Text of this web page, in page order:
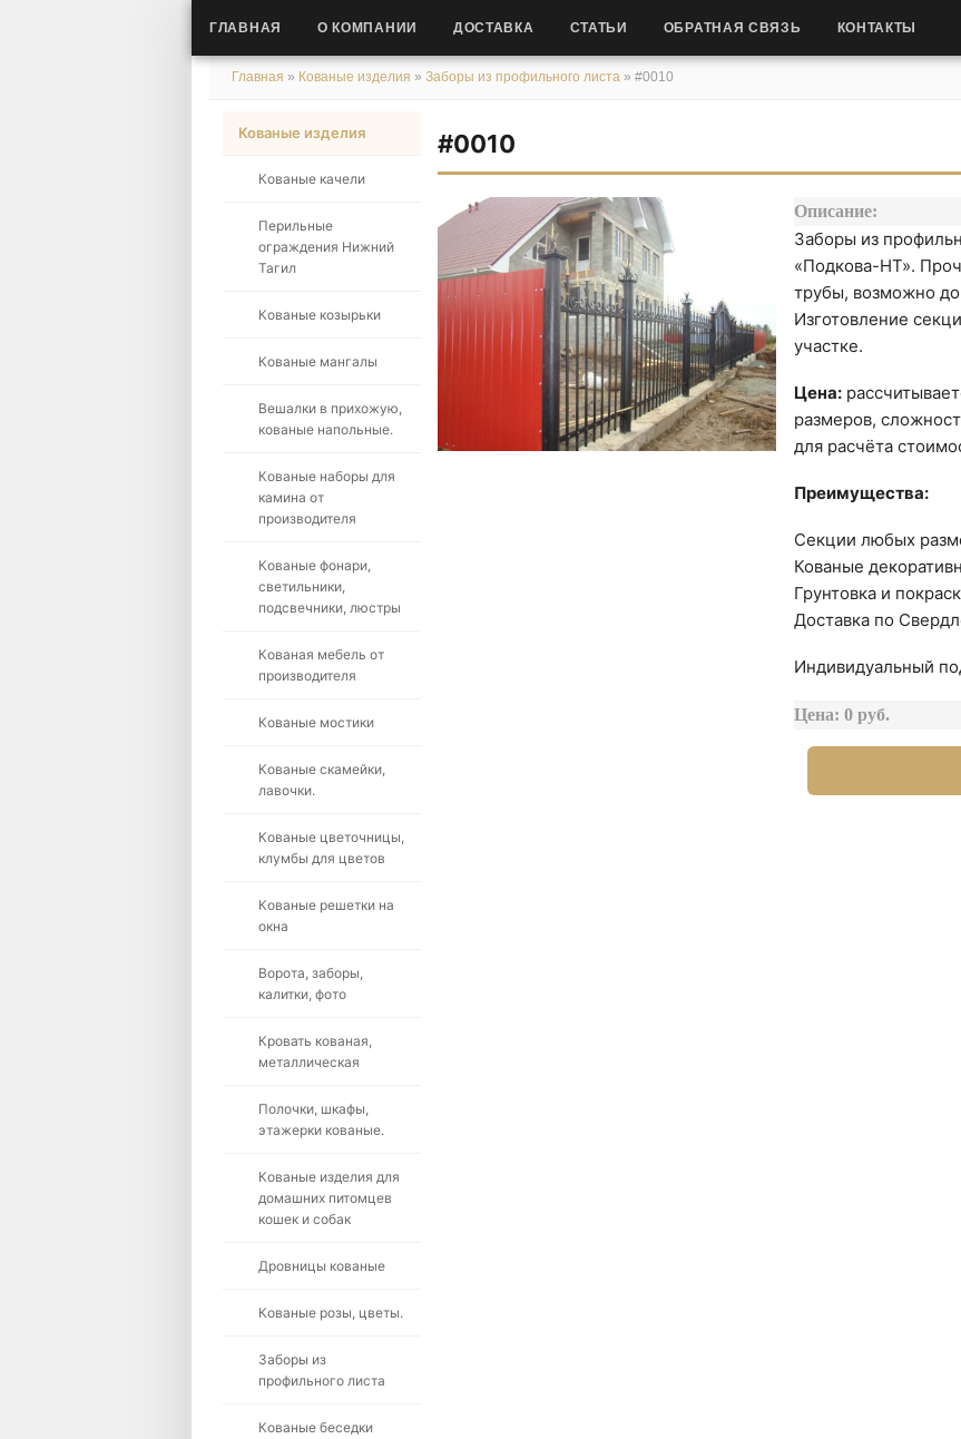
ГЛАВНАЯ О КОМПАНИИ ДОСТАВКА СТАТЬИ ОБРАТНАЯ СВЯЗЬ КОНТАКТЫ
Главная » Кованые изделия » Заборы из профильного листа » #0010
Кованые изделия
Кованые качели
Перильные
ограждения Нижний
Тагил
Кованые козырьки
Кованые мангалы
Вешалки в прихожую,
кованые напольные.
Кованые наборы для
камина от
производителя
Кованые фонари,
светильники,
подсвечники, люстры
Кованая мебель от
производителя
Кованые мостики
Кованые скамейки,
лавочки.
Кованые цветочницы,
клумбы для цветов
Кованые решетки на
окна
Ворота, заборы,
калитки, фото
Кровать кованая,
металлическая
Полочки, шкафы,
этажерки кованые.
Кованые изделия для
домашних питомцев
кошек и собак
Дровницы кованые
Кованые розы, цветы.
Заборы из
профильного листа
Кованые беседки
#0010
Описание:
Заборы из
«Подкова-НТ».
трубы, возможно
Изготовление
участке.
Цена:
размеров,
для расчёта
Преимущества:
Секции любых
Кованые
Грунтовка и
Доставка по
Индивидуальный
Цена: 0 руб.